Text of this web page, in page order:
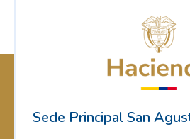
Sede Principal San